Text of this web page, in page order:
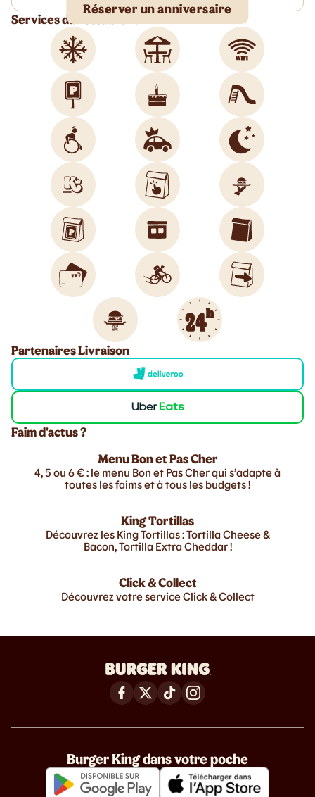
Réserver un anniversaire
Services du restaurant
Partenaires Livraison
Faim d'actus ?
Menu Bon et Pas Cher
4, 5 ou 6 € : le menu Bon et Pas Cher qui s’adapte à
toutes les faims et à tous les budgets !
King Tortillas
Découvrez les King Tortillas : Tortilla Cheese &
Bacon, Tortilla Extra Cheddar !
Click & Collect
Découvrez votre service Click & Collect
Burger King dans votre poche